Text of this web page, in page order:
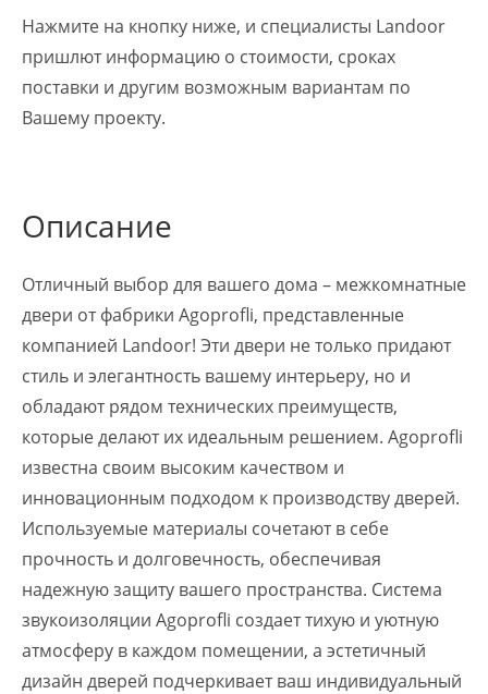
Нажмите на кнопку ниже, и специалисты Landoor
пришлют информацию о стоимости, сроках
поставки и другим возможным вариантам по
Вашему проекту.
Описание
Отличный выбор для вашего дома – межкомнатные
двери от фабрики Agoprofli, представленные
компанией Landoor! Эти двери не только придают
стиль и элегантность вашему интерьеру, но и
обладают рядом технических преимуществ,
которые делают их идеальным решением. Agoprofli
известна своим высоким качеством и
инновационным подходом к производству дверей.
Используемые материалы сочетают в себе
прочность и долговечность, обеспечивая
надежную защиту вашего пространства. Система
звукоизоляции Agoprofli создает тихую и уютную
атмосферу в каждом помещении, а эстетичный
дизайн дверей подчеркивает ваш индивидуальный